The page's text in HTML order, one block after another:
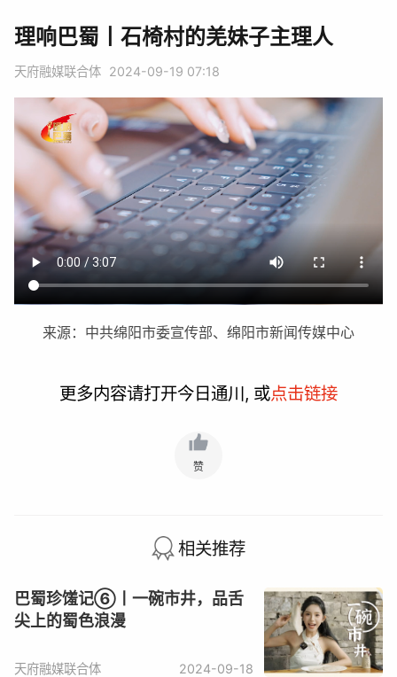
理响巴蜀丨石椅村的羌妹子主理人
天府融媒联合体 2024-09-19 07:18
来源：中共绵阳市委宣传部、绵阳市新闻传媒中心
更多内容请打开今日通川, 或点击链接
赞
相关推荐
巴蜀珍馐记⑥丨一碗市井，品舌
尖上的蜀色浪漫
天府融媒联合体 2024-09-18